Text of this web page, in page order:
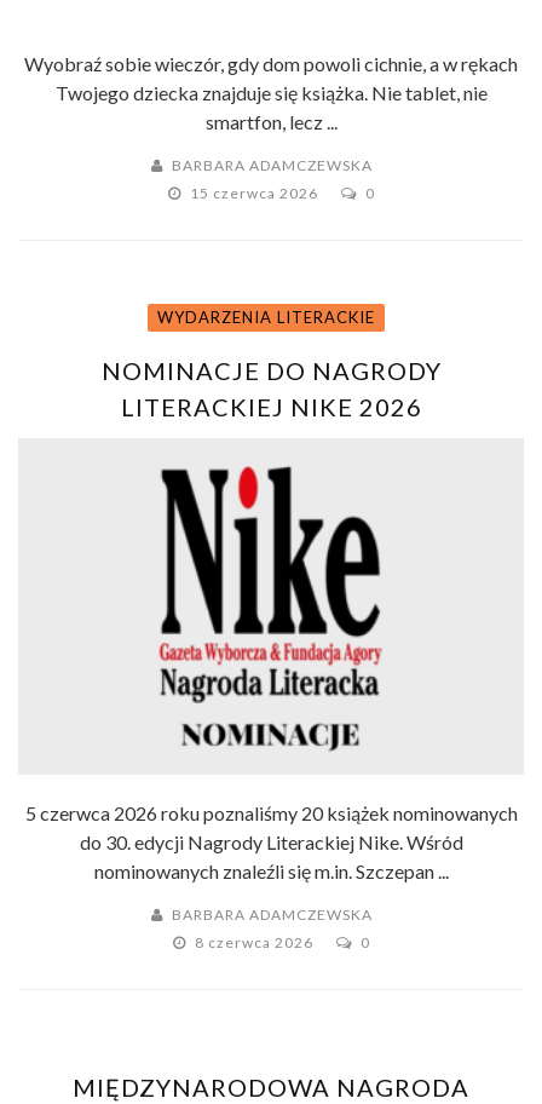
Wyobraź sobie wieczór, gdy dom powoli cichnie, a w rękach
Twojego dziecka znajduje się książka. Nie tablet, nie
smartfon, lecz ...
BARBARA ADAMCZEWSKA
15 czerwca 2026
0
WYDARZENIA LITERACKIE
NOMINACJE DO NAGRODY
LITERACKIEJ NIKE 2026
5 czerwca 2026 roku poznaliśmy 20 książek nominowanych
do 30. edycji Nagrody Literackiej Nike. Wśród
nominowanych znaleźli się m.in. Szczepan ...
BARBARA ADAMCZEWSKA
8 czerwca 2026
0
MIĘDZYNARODOWA NAGRODA